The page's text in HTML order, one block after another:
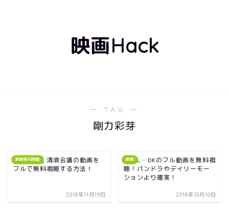
映画Hack
― TAG ―
剛力彩芽
動画無料視聴
三谷映画｜清須会議の動画を
フルで無料視聴する方法！
2018年11月19日
映画
映画L・DKのフル動画を無料視
聴！パンドラやデイリーモー
ションより確実！
2018年10月10日